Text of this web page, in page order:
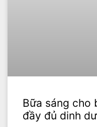
Bữa sáng cho
đầy đủ dinh